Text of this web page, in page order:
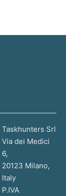
Taskhunters Srl
Via dei Medici
6,
20123 Milano,
Italy
P.IVA